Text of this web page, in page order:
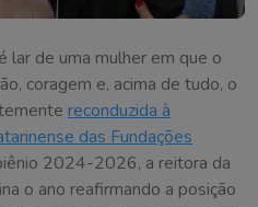
lar de uma mulher em que o
coragem e, acima de tudo, o
reconduzida à
das Fundações
2024-2026, a reitora da
o ano reafirmando a posição